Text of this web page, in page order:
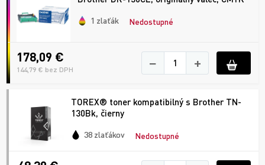
1 zlaťák Nedostupné
178,09 €
144,79 € bez DPH − +
TOREX® toner kompatibilný s Brother TN-
130Bk, čierny
38 zlaťákov Nedostupné